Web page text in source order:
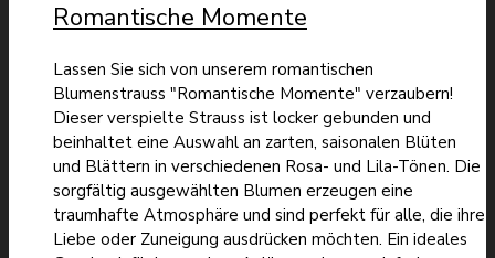
CHF159.00
Romantische Momente
Lassen Sie sich von unserem romantischen
Blumenstrauss "Romantische Momente" verzaubern!
Dieser verspielte Strauss ist locker gebunden und
beinhaltet eine Auswahl an zarten, saisonalen Blüten
und Blättern in verschiedenen Rosa- und Lila-Tönen. Die
sorgfältig ausgewählten Blumen erzeugen eine
traumhafte Atmosphäre und sind perfekt für alle, die ihre
Liebe oder Zuneigung ausdrücken möchten. Ein ideales